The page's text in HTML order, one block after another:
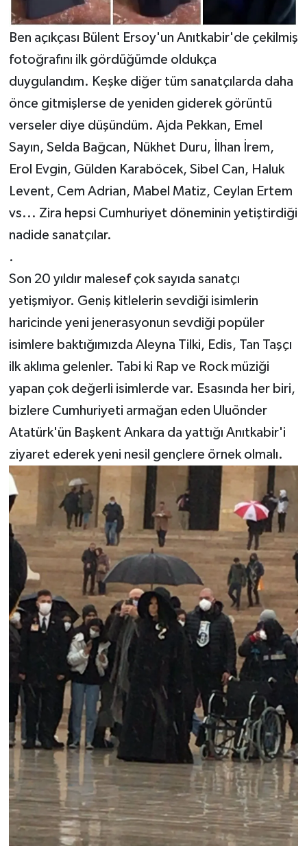
Ben açıkçası Bülent Ersoy'un Anıtkabir'de çekilmiş
fotoğrafını ilk gördüğümde oldukça
duygulandım. Keşke diğer tüm sanatçılarda daha
önce gitmişlerse de yeniden giderek görüntü
verseler diye düşündüm. Ajda Pekkan, Emel
Sayın, Selda Bağcan, Nükhet Duru, İlhan İrem,
Erol Evgin, Gülden Karaböcek, Sibel Can, Haluk
Levent, Cem Adrian, Mabel Matiz, Ceylan Ertem
vs... Zira hepsi Cumhuriyet döneminin yetiştirdiği
nadide sanatçılar.
.
Son 20 yıldır malesef çok sayıda sanatçı
yetişmiyor. Geniş kitlelerin sevdiği isimlerin
haricinde yeni jenerasyonun sevdiği popüler
isimlere baktığımızda Aleyna Tilki, Edis, Tan Taşçı
ilk aklıma gelenler. Tabi ki Rap ve Rock müziği
yapan çok değerli isimlerde var. Esasında her biri,
bizlere Cumhuriyeti armağan eden Uluönder
Atatürk'ün Başkent Ankara da yattığı Anıtkabir'i
ziyaret ederek yeni nesil gençlere örnek olmalı.